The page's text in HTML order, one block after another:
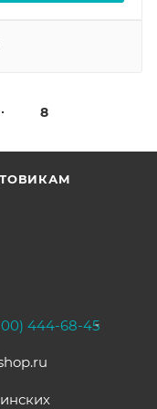
8
444-68-45